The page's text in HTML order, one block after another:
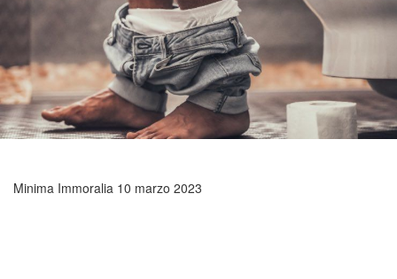
Minima Immoralia 10 marzo 2023